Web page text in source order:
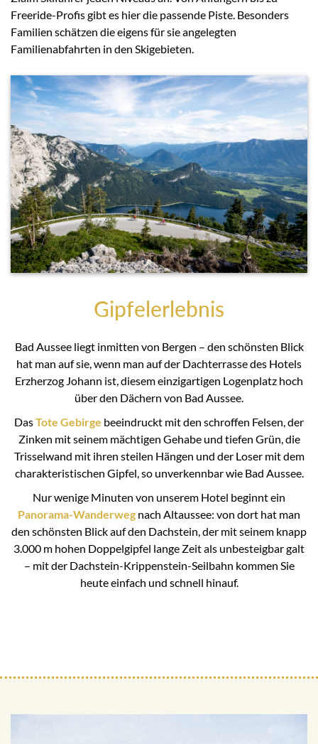
Freeride-Profis gibt es hier die passende Piste. Besonders
Familien schätzen die eigens für sie angelegten
Familienabfahrten in den Skigebieten.
Gipfelerlebnis
Bad Aussee liegt inmitten von Bergen – den schönsten Blick
hat man auf sie, wenn man auf der Dachterrasse des Hotels
Erzherzog Johann ist, diesem einzigartigen Logenplatz hoch
über den Dächern von Bad Aussee.
DasTote Gebirge beeindruckt mit den schroffen Felsen, der
Zinken mit seinem mächtigen Gehabe und tiefen Grün, die
Trisselwand mit ihren steilen Hängen und der Loser mit dem
charakteristischen Gipfel, so unverkennbar wie Bad Aussee.
Nur wenige Minuten von unserem Hotel beginnt ein
Panorama-Wanderweg nach Altaussee: von dort hat man
den schönsten Blick auf den Dachstein, der mit seinem knapp
3.000 m hohen Doppelgipfel lange Zeit als unbesteigbar galt
– mit der Dachstein-Krippenstein-Seilbahn kommen Sie
heute einfach und schnell hinauf.